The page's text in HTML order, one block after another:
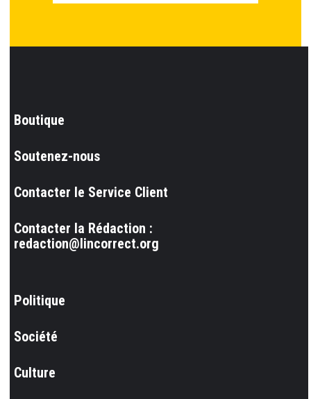
Boutique
Soutenez-nous
Contacter le Service Client
Contacter la Rédaction :
redaction@lincorrect.org
Politique
Société
Culture